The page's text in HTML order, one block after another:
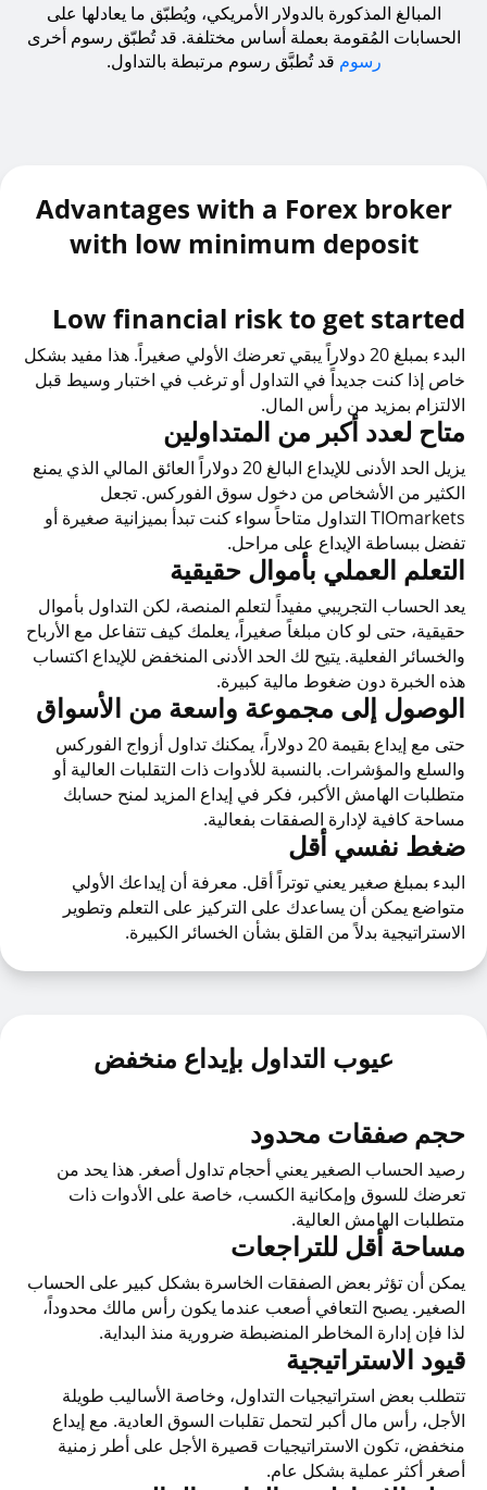
المبالغ المذكورة بالدولار الأمريكي، ويُطبّق ما يعادلها على
الحسابات المُقومة بعملة أساس مختلفة. قد تُطبّق رسوم أخرى
رسوم قد تُطبَّق رسوم مرتبطة بالتداول.
Advantages with a Forex broker
with low minimum deposit
Low financial risk to get started
البدء بمبلغ 20 دولاراً يبقي تعرضك الأولي صغيراً. هذا مفيد بشكل
خاص إذا كنت جديداً في التداول أو ترغب في اختبار وسيط قبل
الالتزام بمزيد من رأس المال.
متاح لعدد أكبر من المتداولين
يزيل الحد الأدنى للإيداع البالغ 20 دولاراً العائق المالي الذي يمنع
الكثير من الأشخاص من دخول سوق الفوركس. تجعل
TIOmarkets التداول متاحاً سواء كنت تبدأ بميزانية صغيرة أو
تفضل ببساطة الإيداع على مراحل.
التعلم العملي بأموال حقيقية
يعد الحساب التجريبي مفيداً لتعلم المنصة، لكن التداول بأموال
حقيقية، حتى لو كان مبلغاً صغيراً، يعلمك كيف تتفاعل مع الأرباح
والخسائر الفعلية. يتيح لك الحد الأدنى المنخفض للإيداع اكتساب
هذه الخبرة دون ضغوط مالية كبيرة.
الوصول إلى مجموعة واسعة من الأسواق
حتى مع إيداع بقيمة 20 دولاراً، يمكنك تداول أزواج الفوركس
والسلع والمؤشرات. بالنسبة للأدوات ذات التقلبات العالية أو
متطلبات الهامش الأكبر، فكر في إيداع المزيد لمنح حسابك
مساحة كافية لإدارة الصفقات بفعالية.
ضغط نفسي أقل
البدء بمبلغ صغير يعني توتراً أقل. معرفة أن إيداعك الأولي
متواضع يمكن أن يساعدك على التركيز على التعلم وتطوير
الاستراتيجية بدلاً من القلق بشأن الخسائر الكبيرة.
عيوب التداول بإيداع منخفض
حجم صفقات محدود
رصيد الحساب الصغير يعني أحجام تداول أصغر. هذا يحد من
تعرضك للسوق وإمكانية الكسب، خاصة على الأدوات ذات
متطلبات الهامش العالية.
مساحة أقل للتراجعات
يمكن أن تؤثر بعض الصفقات الخاسرة بشكل كبير على الحساب
الصغير. يصبح التعافي أصعب عندما يكون رأس مالك محدوداً،
لذا فإن إدارة المخاطر المنضبطة ضرورية منذ البداية.
قيود الاستراتيجية
تتطلب بعض استراتيجيات التداول، وخاصة الأساليب طويلة
الأجل، رأس مال أكبر لتحمل تقلبات السوق العادية. مع إيداع
منخفض، تكون الاستراتيجيات قصيرة الأجل على أطر زمنية
أصغر أكثر عملية بشكل عام.